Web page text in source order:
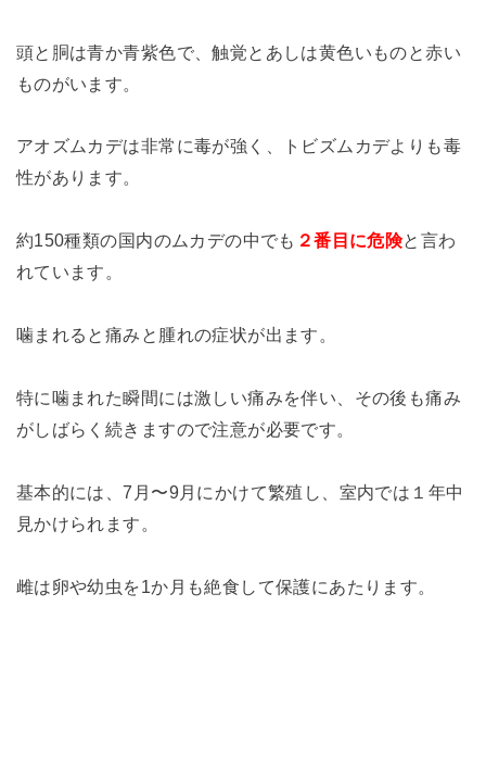
頭と胴は青か青紫色で、触覚とあしは黄色いものと赤い
ものがいます。
アオズムカデは非常に毒が強く、トビズムカデよりも毒
性があります。
約150種類の国内のムカデの中でも ２番目に危険と言わ
れています。
噛まれると痛みと腫れの症状が出ます。
特に噛まれた瞬間には激しい痛みを伴い、その後も痛み
がしばらく続きますので注意が必要です。
基本的には、7月〜9月にかけて繁殖し、室内では１年中
見かけられます。
雌は卵や幼虫を1か月も絶食して保護にあたります。